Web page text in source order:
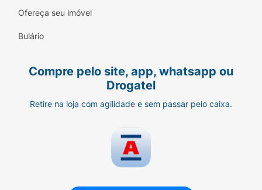
Ofereça seu imóvel
Bulário
Compre pelo site, app, whatsapp ou
Drogatel
Retire na loja com agilidade e sem passar pelo caixa.